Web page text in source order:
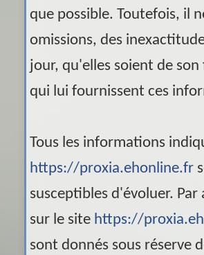
que possible. Toutefois, il
omissions, des
jour, qu'elles soient de
qui lui fournissent ces
Tous les informations
https://proxia.ehonline.fr
susceptibles d'évoluer.
sur le site https://
sont donnés sous réserve